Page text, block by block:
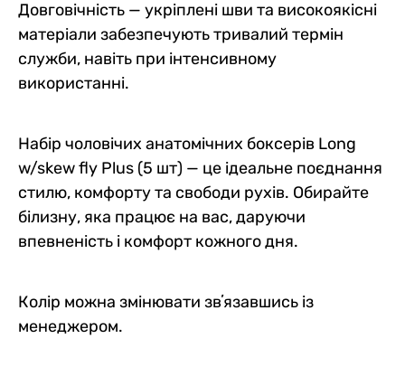
Довговічність — укріплені шви та високоякісні
матеріали забезпечують тривалий термін
служби, навіть при інтенсивному
використанні.
Набір чоловічих анатомічних боксерів Long
w/skew fly Plus (5 шт) — це ідеальне поєднання
стилю, комфорту та свободи рухів. Обирайте
білизну, яка працює на вас, даруючи
впевненість і комфорт кожного дня.
Колір можна змінювати звʼязавшись із
менеджером.